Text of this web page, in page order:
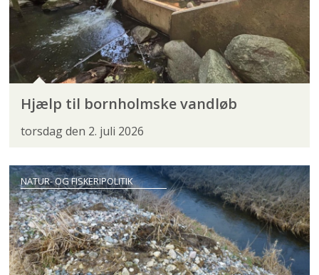
Hjælp til bornholmske vandløb
torsdag den 2. juli 2026
NATUR- OG FISKERIPOLITIK